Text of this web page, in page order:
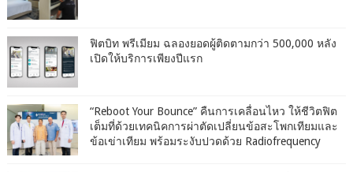
ฟิตบิท พรีเมียม ฉลองยอดผู้ติดตามกว่า 500,000 หลัง
เปิดให้บริการเพียงปีแรก
“Reboot Your Bounce” คืนการเคลื่อนไหว ให้ชีวิตฟิต
เต็มที่ด้วยเทคนิคการผ่าตัดเปลี่ยนข้อสะโพกเทียมและ
ข้อเข่าเทียม พร้อมระงับปวดด้วย Radiofrequency